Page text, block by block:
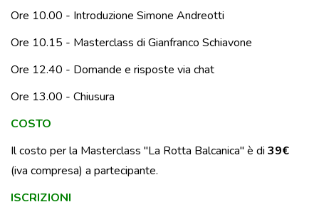
Ore 10.00 - Introduzione Simone Andreotti
Ore 10.15 - Masterclass di Gianfranco Schiavone
Ore 12.40 - Domande e risposte via chat
Ore 13.00 - Chiusura
COSTO
Il costo per la Masterclass "La Rotta Balcanica" è di 39€
(iva compresa) a partecipante.
ISCRIZIONI